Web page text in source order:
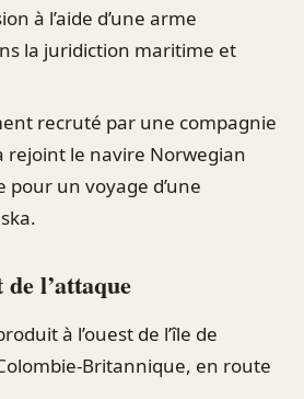
à l’aide d’une arme
la juridiction maritime et
recruté par une compagnie
rejoint le navire Norwegian
pour un voyage d’une
l’attaque
à l’ouest de l’île de
Britannique, en route